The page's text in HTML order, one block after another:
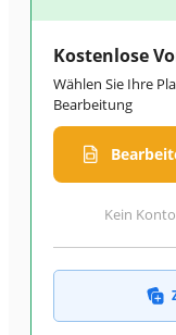
Kostenlose
Wählen Sie Ihre
Bearbeitung
Kein